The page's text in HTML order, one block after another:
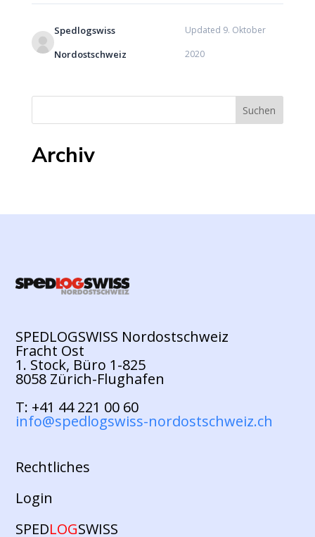
Spedlogswiss
Nordostschweiz
Updated 9. Oktober
2020
Archiv
SPEDLOGSWISS Nordostschweiz
Fracht Ost
1. Stock, Büro 1-825
8058 Zürich-Flughafen
T: +41 44 221 00 60
info@spedlogswiss-nordostschweiz.ch
Rechtliches
Login
SPEDLOGSWISS